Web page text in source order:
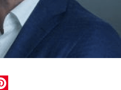
já aparece na consolidação
Operations (MktOps), que
processos, otimiza custos e
e Revenue Operations
vendas, customer
valor. Talvez esse seja um dos
do mercado atualmente: a